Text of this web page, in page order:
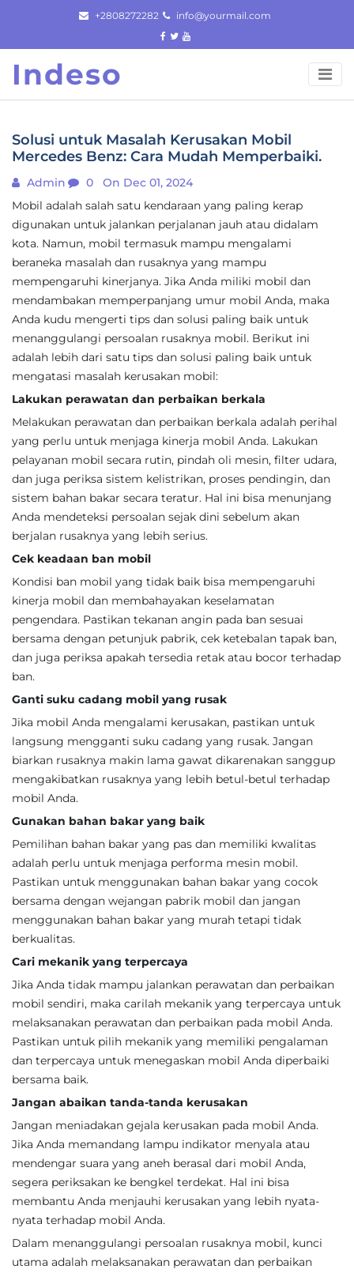
content
+2808272282 info@yourmail.com
Indeso
Solusi untuk Masalah Kerusakan Mobil
Mercedes Benz: Cara Mudah Memperbaiki.
Admin 0
On Dec 01, 2024
Mobil adalah salah satu kendaraan yang paling kerap
digunakan untuk jalankan perjalanan jauh atau didalam
kota. Namun, mobil termasuk mampu mengalami
beraneka masalah dan rusaknya yang mampu
mempengaruhi kinerjanya. Jika Anda miliki mobil dan
mendambakan memperpanjang umur mobil Anda, maka
Anda kudu mengerti tips dan solusi paling baik untuk
menanggulangi persoalan rusaknya mobil. Berikut ini
adalah lebih dari satu tips dan solusi paling baik untuk
mengatasi masalah kerusakan mobil:
Lakukan perawatan dan perbaikan berkala
Melakukan perawatan dan perbaikan berkala adalah perihal
yang perlu untuk menjaga kinerja mobil Anda. Lakukan
pelayanan mobil secara rutin, pindah oli mesin, filter udara,
dan juga periksa sistem kelistrikan, proses pendingin, dan
sistem bahan bakar secara teratur. Hal ini bisa menunjang
Anda mendeteksi persoalan sejak dini sebelum akan
berjalan rusaknya yang lebih serius.
Cek keadaan ban mobil
Kondisi ban mobil yang tidak baik bisa mempengaruhi
kinerja mobil dan membahayakan keselamatan
pengendara. Pastikan tekanan angin pada ban sesuai
bersama dengan petunjuk pabrik, cek ketebalan tapak ban,
dan juga periksa apakah tersedia retak atau bocor terhadap
ban.
Ganti suku cadang mobil yang rusak
Jika mobil Anda mengalami kerusakan, pastikan untuk
langsung mengganti suku cadang yang rusak. Jangan
biarkan rusaknya makin lama gawat dikarenakan sanggup
mengakibatkan rusaknya yang lebih betul-betul terhadap
mobil Anda.
Gunakan bahan bakar yang baik
Pemilihan bahan bakar yang pas dan memiliki kwalitas
adalah perlu untuk menjaga performa mesin mobil.
Pastikan untuk menggunakan bahan bakar yang cocok
bersama dengan wejangan pabrik mobil dan jangan
menggunakan bahan bakar yang murah tetapi tidak
berkualitas.
Cari mekanik yang terpercaya
Jika Anda tidak mampu jalankan perawatan dan perbaikan
mobil sendiri, maka carilah mekanik yang terpercaya untuk
melaksanakan perawatan dan perbaikan pada mobil Anda.
Pastikan untuk pilih mekanik yang memiliki pengalaman
dan terpercaya untuk menegaskan mobil Anda diperbaiki
bersama baik.
Jangan abaikan tanda-tanda kerusakan
Jangan meniadakan gejala kerusakan pada mobil Anda.
Jika Anda memandang lampu indikator menyala atau
mendengar suara yang aneh berasal dari mobil Anda,
segera periksakan ke bengkel terdekat. Hal ini bisa
membantu Anda menjauhi kerusakan yang lebih nyata-
nyata terhadap mobil Anda.
Dalam menanggulangi persoalan rusaknya mobil, kunci
utama adalah melaksanakan perawatan dan perbaikan